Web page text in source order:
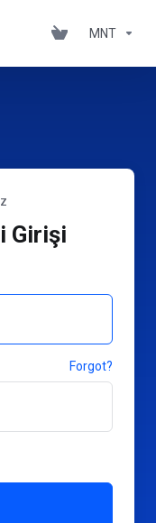
MNT
Girişi
Forgot?